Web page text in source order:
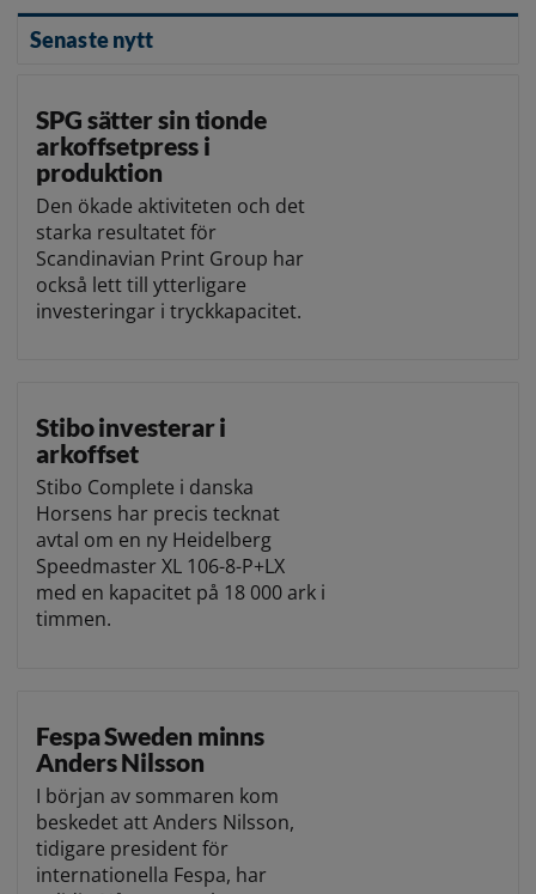
Senaste nytt
SPG sätter sin tionde
arkoffsetpress i
produktion
Den ökade aktiviteten och det
starka resultatet för
Scandinavian Print Group har
också lett till ytterligare
investeringar i tryckkapacitet.
Stibo investerar i
arkoffset
Stibo Complete i danska
Horsens har precis tecknat
avtal om en ny Heidelberg
Speedmaster XL 106-8-P+LX
med en kapacitet på 18 000 ark i
timmen.
Fespa Sweden minns
Anders Nilsson
I början av sommaren kom
beskedet att Anders Nilsson,
tidigare president för
internationella Fespa, har